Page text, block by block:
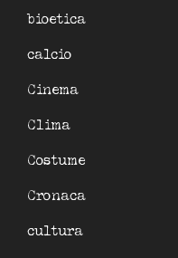
bioetica
calcio
Cinema
Clima
Costume
Cronaca
cultura